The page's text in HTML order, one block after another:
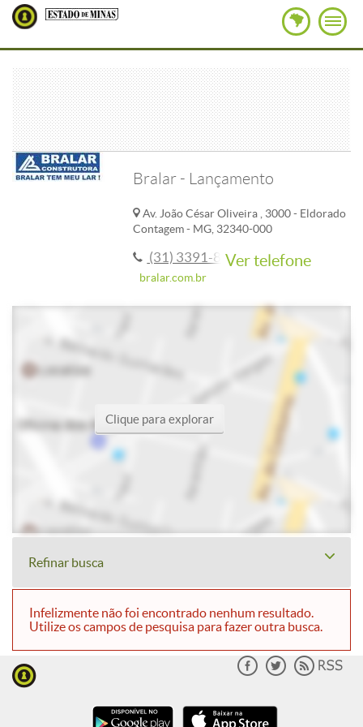
Bralar - Lançamento
Av. João César Oliveira , 3000 - Eldorado
Contagem - MG, 32340-000
(31) 3391-8000Ver telefone
bralar.com.br
Clique para explorar
Refinar busca
Infelizmente não foi encontrado nenhum resultado.
Utilize os campos de pesquisa para fazer outra busca.